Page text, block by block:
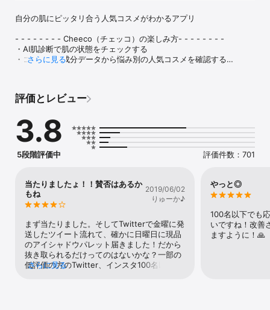
自分の肌にピッタリ合う人気コスメがわかるアプリ
- - - - - - - - Cheeco（チェッコ）の楽しみ方- - - - - - - -
・AI肌診断で肌の状態をチェックする
・コスメの全成分データから悩み別の人気コスメを確認する
・同じ悩みを持つ人が使ってるコスメのレビューをROOMで確認す
・レビュアーを募集しているコスメに申し込んでレビュアーになる
・コスメ・美容系YouTuberのメイク動画を存分に楽しむ
・気になる人気コスメ・美容系YouTuberの動画やコスメをいいねし
て見返す
・日本のコスメだけでなく、韓国のコスメランキングでトレンドを
・気になったコスメを価格比較して購入(STYLEKOREAN、
Amazon、楽天、ヤフーショッピングなどで)
・メイクの使用感をレビュー投稿
・カテゴリ、商品別のおすすめYouTubeを見てメイクの方法を学ぶ
- - - - - - - - こんな方におすすめ- - - - - - - -
・韓国コスメが大好き（3CE、トニーモリー、エチュードハウスな
ど）
・韓国でトレンドになっているコスメランキングを知りたい
さらに見る
評価とレビュー
3.8
5段階評価中 評価件数：701
当たりましたょ！！賛否はあるか
もね
2019/06/02
りゅーか♪
まず当たりました。そしてTwitterで金曜に発
送したツイート流れて、確かに日曜日に現品
のアイシャドウパレット届きました！だから
抜き取られるだけってのはないかな？一部の
低評価の方のTwitter、インスタ100名以上の
さらに見る
やっと◎
100名以下でも
いですね！改善
ますように！🙏